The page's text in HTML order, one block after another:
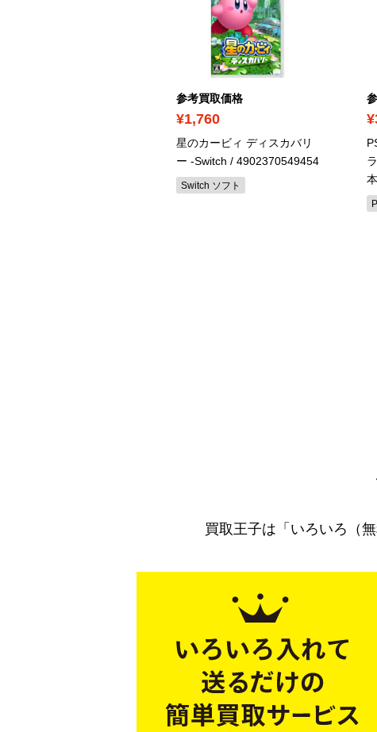
参考買取価格
¥1,760
星のカービィ ディスカバリ
ー -Switch / 4902370549454
Switch ソフト
買取王子は「いろいろ（